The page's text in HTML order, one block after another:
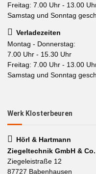
Freitag: 7.00 Uhr - 13.00
Samstag und Sonntag
Verladezeiten
Montag - Donnerstag:
7.00 Uhr - 15.30 Uhr
Freitag: 7.00 Uhr - 13.00
Samstag und Sonntag
Werk Klosterbeuren
Hörl & Hartmann
Ziegeltechnik GmbH & Co.
Ziegeleistraße 12
87727 Babenhausen